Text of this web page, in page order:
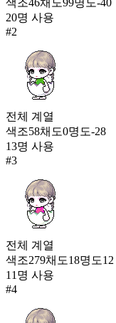
티타임 화이트 바니(여)
플루이드 슈트
완두 콩깍지
394
색조46채도99명도-40
20명 사용
#2
전체 계열
색조58채도0명도-28
13명 사용
#3
전체 계열
색조279채도18명도12
11 명 사용
#4